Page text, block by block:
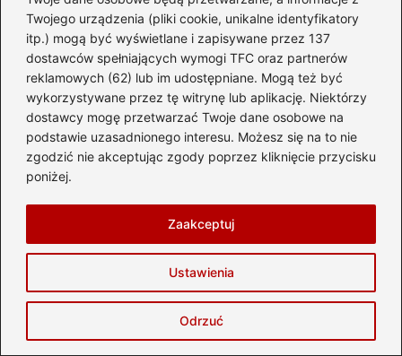
Twojego urządzenia (pliki cookie, unikalne identyfikatory
itp.) mogą być wyświetlane i zapisywane przez 137
dostawców spełniających wymogi TFC oraz partnerów
reklamowych (62) lub im udostępniane. Mogą też być
wykorzystywane przez tę witrynę lub aplikację. Niektórzy
dostawcy mogę przetwarzać Twoje dane osobowe na
podstawie uzasadnionego interesu. Możesz się na to nie
zgodzić nie akceptując zgody poprzez kliknięcie przycisku
poniżej.
Ustawienia
Odrzuć
Zaakceptuj
podstawki – najważniejsze zasady i
wskazówki
Bezpieczeństwo i zdrowie w podróży do
Anglii
Co zabrać na wakacje do Anglii
Kultura i zwyczaje w Anglii
Praktyczne akcesoria do podróży po Anglii